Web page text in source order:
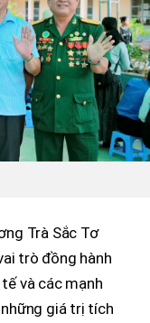
Trà Sắc Tơ
trò đồng hành
và các mạnh
giá trị tích